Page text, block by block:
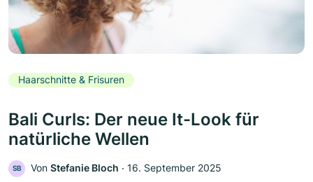
Haarschnitte & Frisuren
Bali Curls: Der neue It-Look für
natürliche Wellen
SB Von Stefanie Bloch ‧ 16. September 2025